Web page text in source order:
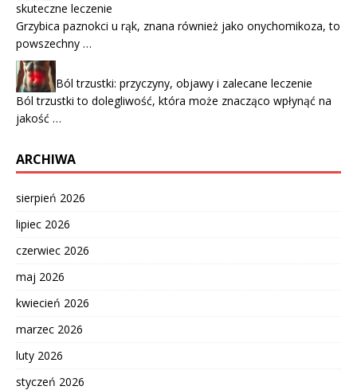
skuteczne leczenie
Grzybica paznokci u rąk, znana również jako onychomikoza, to
powszechny …
Ból trzustki: przyczyny, objawy i zalecane leczenie
Ból trzustki to dolegliwość, która może znacząco wpłynąć na
jakość …
ARCHIWA
sierpień 2026
lipiec 2026
czerwiec 2026
maj 2026
kwiecień 2026
marzec 2026
luty 2026
styczeń 2026